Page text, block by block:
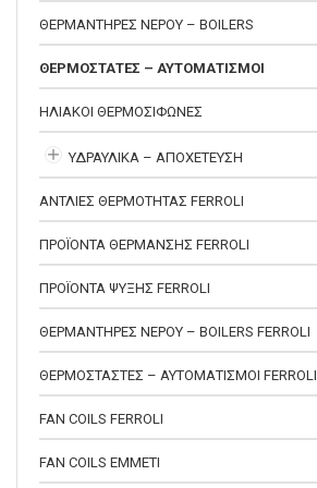
ΘΕΡΜΑΝΤΗΡΕΣ ΝΕΡΟΥ – BOILERS
ΘΕΡΜΟΣΤΑΤΕΣ – ΑΥΤΟΜΑΤΙΣΜΟΙ
ΗΛΙΑΚΟΙ ΘΕΡΜΟΣΙΦΩΝΕΣ
ΥΔΡΑΥΛΙΚΑ – ΑΠΟΧΕΤΕΥΣΗ
ΑΝΤΛΙΕΣ ΘΕΡΜΟΤΗΤΑΣ FERROLI
ΠΡΟΪΟΝΤΑ ΘΕΡΜΑΝΣΗΣ FERROLI
ΠΡΟΪΟΝΤΑ ΨΥΞΗΣ FERROLI
ΘΕΡΜΑΝΤΗΡΕΣ ΝΕΡΟΥ – BOILERS FERROLI
ΘΕΡΜΟΣΤΑΣΤΕΣ – ΑΥΤΟΜΑΤΙΣΜΟΙ FERROLI
FAN COILS FERROLI
FAN COILS EMMETI